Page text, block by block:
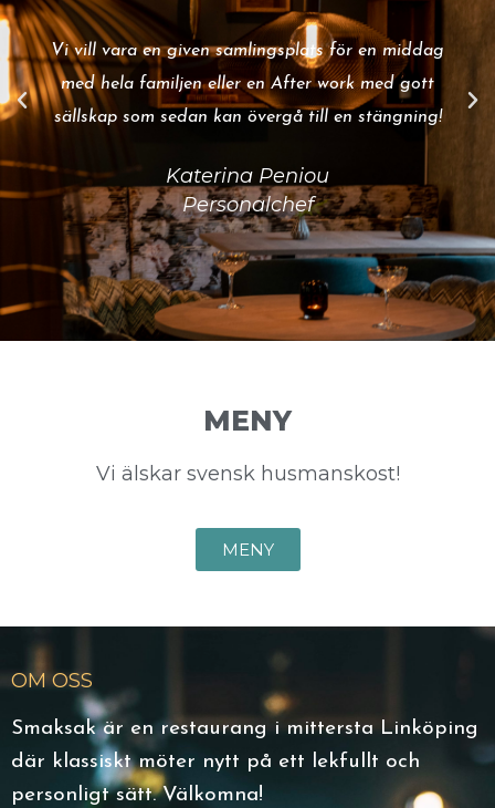
Vi vill vara en given samlingsplats för en middag
med hela familjen eller en After work med gott
sällskap som sedan kan övergå till en stängning!
Katerina Peniou
Personalchef
MENY
Vi älskar svensk husmanskost!
MENY
OM OSS
Smaksak är en restaurang i mittersta Linköping
där klassiskt möter nytt på ett lekfullt och
personligt sätt. Välkomna!